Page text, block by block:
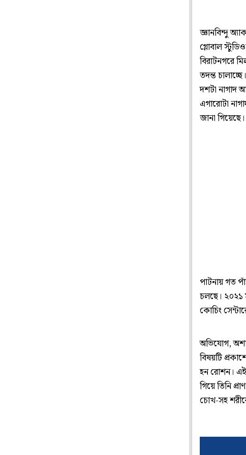
জ্ঞানবিন্দু
গ্লোবাল
বিরাটনগরে
তদন্ত
দশটা নাগাদ
এগারোটা
জানা গিয়েছে।
পাটনায় গত
চলছে। ২০২১
কোচিং
অভিযোগ,
বিষয়টি
হন রোশন। এই
গিয়ে তিনি
চোখ-সহ